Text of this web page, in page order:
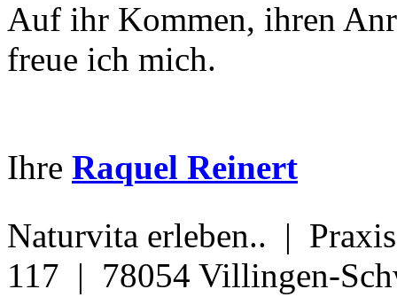
Auf ihr Kommen, ihren
freue ich mich.
Ihre Raquel Reinert
Naturvita erleben.. |
117 | 78054 Villingen-